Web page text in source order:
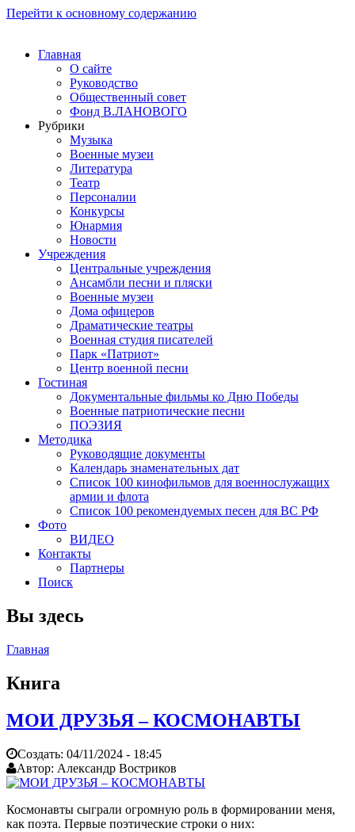
Перейти к основному содержанию
Главная
О сайте
Руководство
Общественный совет
Фонд В.ЛАНОВОГО
Рубрики
Музыка
Военные музеи
Литература
Театр
Персоналии
Конкурсы
Юнармия
Новости
Учреждения
Центральные учреждения
Ансамбли песни и пляски
Военные музеи
Дома офицеров
Драматические театры
Военная студия писателей
Парк «Патриот»
Центр военной песни
Гостиная
Документальные фильмы ко Дню Победы
Военные патриотические песни
ПОЭЗИЯ
Методика
Руководящие документы
Календарь знаменательных дат
Список 100 кинофильмов для военнослужащих
армии и флота
Список 100 рекомендуемых песен для ВС РФ
Фото
ВИДЕО
Контакты
Партнеры
Поиск
Вы здесь
Главная
Книга
МОИ ДРУЗЬЯ – КОСМОНАВТЫ
Создать: 04/11/2024 - 18:45
Автор: Александр Востриков
Космонавты сыграли огромную роль в формировании меня,
как поэта. Первые поэтические строки о них: